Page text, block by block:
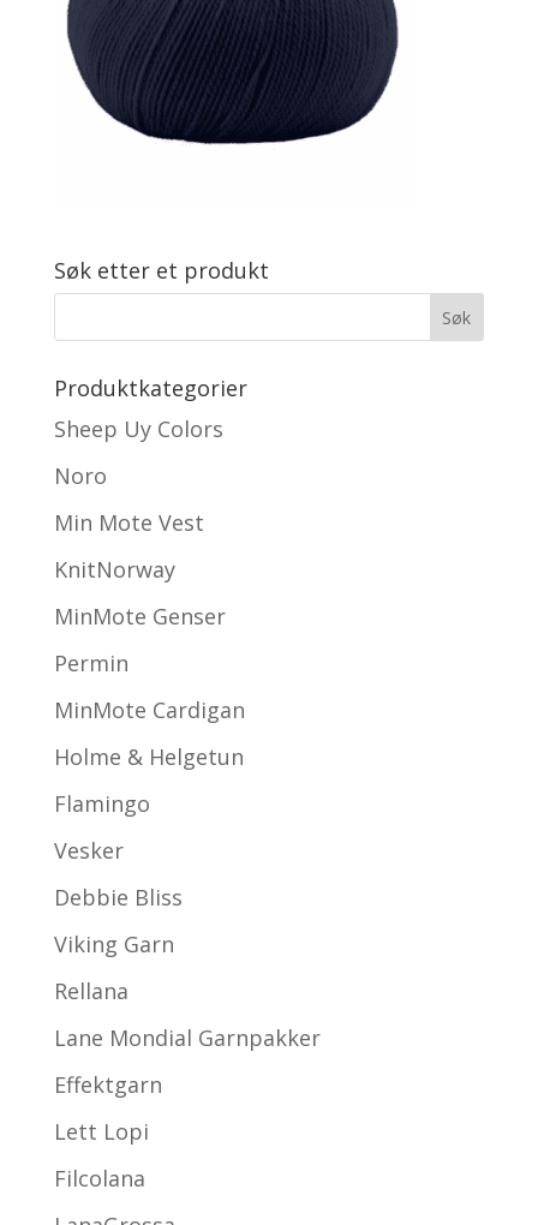
Søk etter et produkt
Produktkategorier
Sheep Uy Colors
Noro
Min Mote Vest
KnitNorway
MinMote Genser
Permin
MinMote Cardigan
Holme & Helgetun
Flamingo
Vesker
Debbie Bliss
Viking Garn
Rellana
Lane Mondial Garnpakker
Effektgarn
Lett Lopi
Filcolana